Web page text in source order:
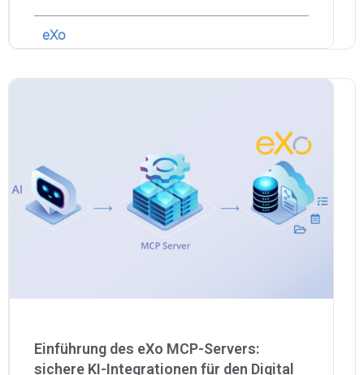
eXo
Einführung des eXo MCP-Servers:
sichere KI-Integrationen für den Digital